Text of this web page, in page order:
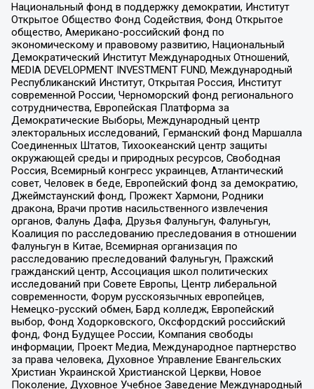
Национальный фонд в поддержку демократии, Институт
Открытое Общество Фонд Содействия, Фонд Открытое
общество, Американо-российский фонд по
экономическому и правовому развитию, Национальный
Демократический Институт Международных Отношений,
MEDIA DEVELOPMENT INVESTMENT FUND, Международный
Республиканский Институт, Открытая Россия, Институт
современной России, Черноморский фонд регионального
сотрудничества, Европейская Платформа за
Демократические Выборы, Международный центр
электоральных исследований, Германский фонд Маршалла
Соединенных Штатов, Тихоокеанский центр защиты
окружающей среды и природных ресурсов, Свободная
Россия, Всемирный конгресс украинцев, Атлантический
совет, Человек в беде, Европейский фонд за демократию,
Джеймстаунский фонд, Прожект Хармони, Родники
дракона, Врачи против насильственного извлечения
органов, Фалунь Дафа, Друзья Фалуньгун, Фалуньгун,
Коалиция по расследованию преследования в отношении
Фалуньгун в Китае, Всемирная организация по
расследованию преследований Фалуньгун, Пражский
гражданский центр, Ассоциация школ политических
исследований при Совете Европы, Центр либеральной
современности, Форум русскоязычных европейцев,
Немецко-русский обмен, Бард колледж, Европейский
выбор, Фонд Ходорковского, Оксфордский российский
фонд, Фонд Будущее России, Компания свободы
информации, Проект Медиа, Международное партнерство
за права человека, Духовное Управление Евангельских
Христиан Украинской Христианской Церкви, Новое
Поколение, Духовное Учебное Заведение Международный